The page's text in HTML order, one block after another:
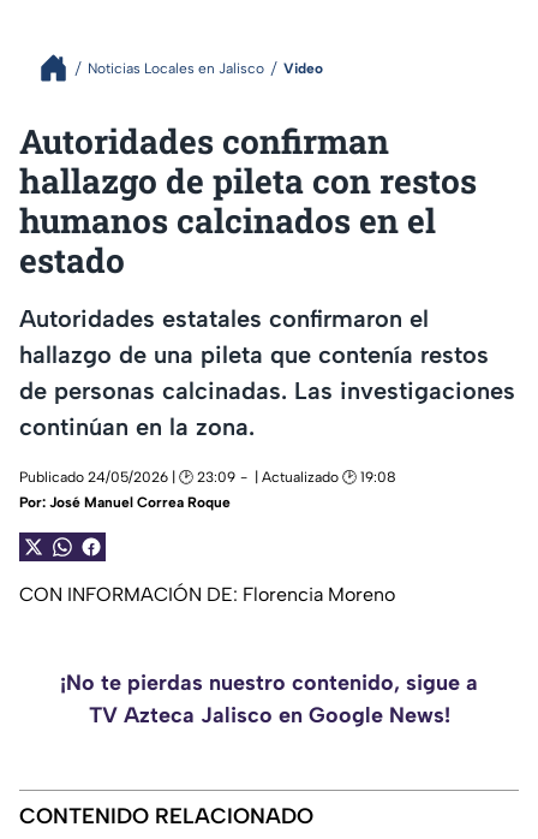
Noticias Locales en Jalisco Video
Autoridades confirman
hallazgo de pileta con restos
humanos calcinados en el
estado
Autoridades estatales confirmaron el
hallazgo de una pileta que contenía restos
de personas calcinadas. Las investigaciones
continúan en la zona.
Publicado 24/05/2026 | 🕑 23:09
| Actualizado 🕑 19:08
Por: José Manuel Correa Roque
CON INFORMACIÓN DE: Florencia Moreno
¡No te pierdas nuestro contenido, sigue a
TV Azteca Jalisco en Google News!
CONTENIDO RELACIONADO